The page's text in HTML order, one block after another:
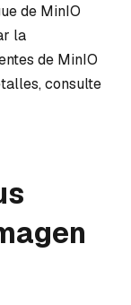
de MinIO
la
de MinIO
consulte